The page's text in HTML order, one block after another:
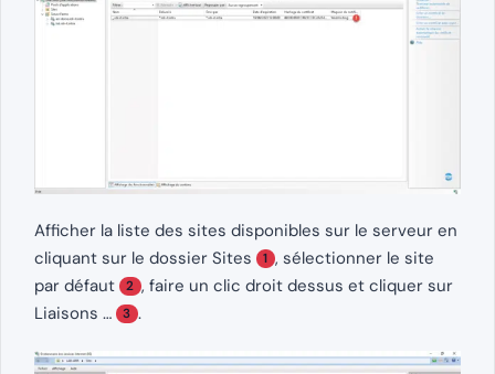
Afficher la liste des sites disponibles sur le serveur en
cliquant sur le dossier Sites
1 , sélectionner le site
par défaut
2 , faire un clic droit dessus et cliquer sur
Liaisons …
3 .